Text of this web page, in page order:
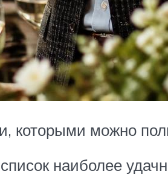
которыми можно
наиболее